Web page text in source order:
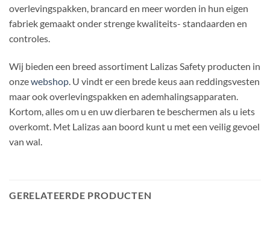
overlevingspakken, brancard en meer worden in hun eigen
fabriek gemaakt onder strenge kwaliteits- standaarden en
controles.
Wij bieden een breed assortiment Lalizas Safety producten in
onzewebshop. U vindt er een brede keus aan reddingsvesten
maar ook overlevingspakken en ademhalingsapparaten.
Kortom, alles om u en uw dierbaren te beschermen als u iets
overkomt. Met Lalizas aan boord kunt u met een veilig gevoel
van wal.
GERELATEERDE PRODUCTEN